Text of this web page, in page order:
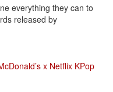
everything they can to
released by